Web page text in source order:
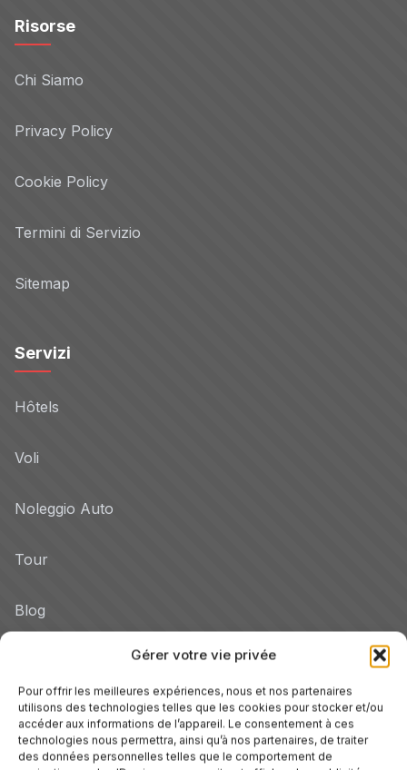
Gérer votre vie privée
Pour offrir les meilleures expériences, nous et nos partenaires
utilisons des technologies telles que les cookies pour stocker et/ou
accéder aux informations de l’appareil. Le consentement à ces
technologies nous permettra, ainsi qu’à nos partenaires, de traiter
des données personnelles telles que le comportement de
Risorse
Chi Siamo
Privacy Policy
Cookie Policy
Termini di Servizio
Sitemap
Servizi
Hôtels
Voli
Noleggio Auto
Tour
Blog
Hotel per Regione
Veneto